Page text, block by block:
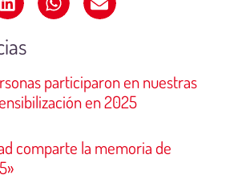
participaron en nuestras
en 2025
comparte la memoria de